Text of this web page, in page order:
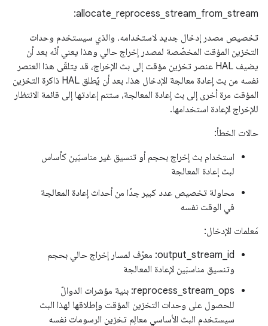
allocate_reprocess_stream_from_stream:
تخصيص مصدر إدخال جديد لاستخدامه، والذي سيستخدم وحدات
التخزين المؤقت المخصّصة لمصدر إخراج حالي وهذا يعني أنّه بعد أن
يضيف HAL عنصر تخزين مؤقت إلى بث الإخراج، قد يتلقّى هذا العنصر
نفسه من بث إعادة معالجة الإدخال هذا. بعد أن يُطلق HAL ذاكرة التخزين
المؤقت مرة أخرى إلى بث إعادة المعالجة، ستتم إعادتها إلى قائمة الانتظار
للإخراج لإعادة استخدامها.
حالات الخطأ:
استخدام بث إخراج بحجم أو تنسيق غير مناسبَين كأساس
لبث إعادة المعالجة
محاولة تخصيص عدد كبير جدًا من أحداث إعادة المعالجة
في الوقت نفسه
مَعلمات الإدخال:
‏output_stream_id: معرّف لمسار إخراج حالي بحجم
وتنسيق مناسبَين لإعادة المعالجة
reprocess_stream_ops: بنية مؤشرات الدوالّ
للحصول على وحدات التخزين المؤقت وإطلاقها لهذا البث
سيستخدم البث الأساسي معالِم تخزين الرسومات نفسه